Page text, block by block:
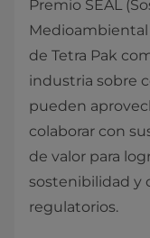
Premio SEAL
Medioambiental
de Tetra Pak
industria sobre
pueden
colaborar con
de valor para
sostenibilidad y
regulatorios.